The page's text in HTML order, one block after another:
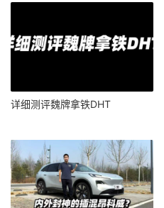
详细测评魏牌拿铁DHT